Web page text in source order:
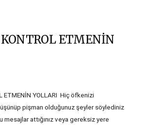
ETMENİN
ETMENİN YOLLARI Hiç öfkenizi
pişman olduğunuz şeyler söylediniz
attığınız veya gereksiz yere